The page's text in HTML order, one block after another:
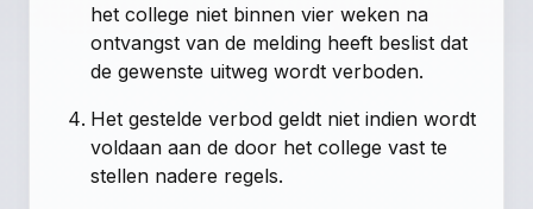
het college niet binnen vier weken na
ontvangst van de melding heeft beslist dat
de gewenste uitweg wordt verboden.
Het gestelde verbod geldt niet indien wordt
voldaan aan de door het college vast te
stellen nadere regels.